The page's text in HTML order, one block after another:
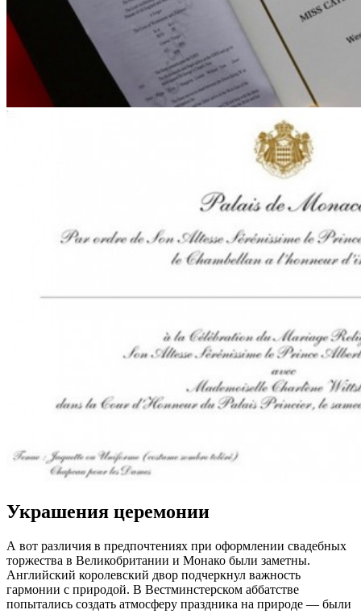
Украшения церемонии
А вот различия в предпочтениях при оформлении свадебных
торжества в Великобритании и Монако были заметны.
Английский королевский двор подчеркнул важность
гармонии с природой. В Вестминстерском аббатстве
попытались создать атмосферу праздника на природе — были